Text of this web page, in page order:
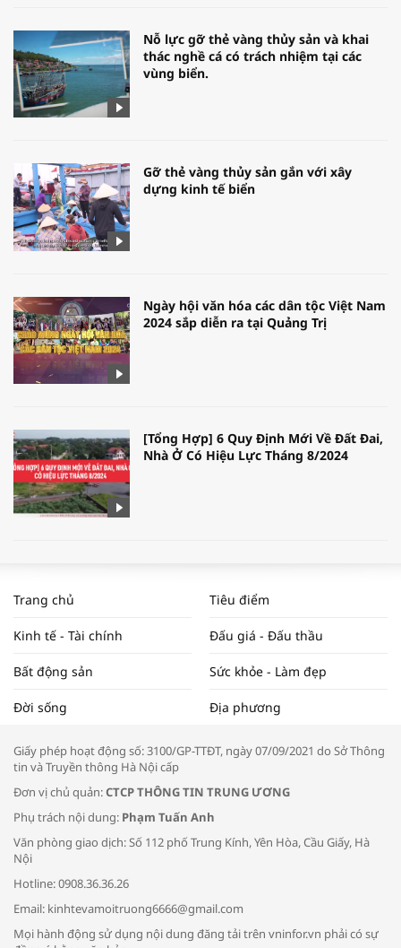
Nỗ lực gỡ thẻ vàng thủy sản và khai
thác nghề cá có trách nhiệm tại các
vùng biển.
Gỡ thẻ vàng thủy sản gắn với xây
dựng kinh tế biển
Ngày hội văn hóa các dân tộc Việt Nam
2024 sắp diễn ra tại Quảng Trị
[Tổng Hợp] 6 Quy Định Mới Về Đất Đai,
Nhà Ở Có Hiệu Lực Tháng 8/2024
NAM NĂM 2024 VÀ NĂM 2025 | NHỊP
ĐẬP THỊ TRƯỜNG #62
Tọa đàm “Xúc tiến thương mại: Khơi
Bác sĩ tư vấn cách phòng tránh bệnh
đường hô hấp trong thời tiết giao mùa
Trang chủ Tiêu điểm
Kinh tế - Tài chính Đấu giá - Đấu thầu
Bất động sản Sức khỏe - Làm đẹp
Đời sống Địa phương
Giấy phép hoạt động số: 3100/GP-TTĐT, ngày 07/09/2021 do Sở Thông
tin và Truyền thông Hà Nội cấp
Đơn vị chủ quản:CTCP THÔNG TIN TRUNG ƯƠNG
Phụ trách nội dung: Phạm Tuấn Anh
Văn phòng giao dịch: Số 112 phố Trung Kính, Yên Hòa, Cầu Giấy, Hà
Nội
Hotline: 0908.36.36.26
Email: kinhtevamoitruong6666@gmail.com
Mọi hành động sử dụng nội dung đăng tải trên vninfor.vn phải có sự